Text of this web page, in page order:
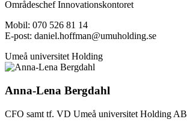
Områdeschef Innovationskontoret
Mobil: 070 526 81 14
E-post: daniel.hoffman@umuholding.se
Umeå universitet Holding
Anna-Lena Bergdahl
CFO samt tf. VD Umeå universitet Holding AB